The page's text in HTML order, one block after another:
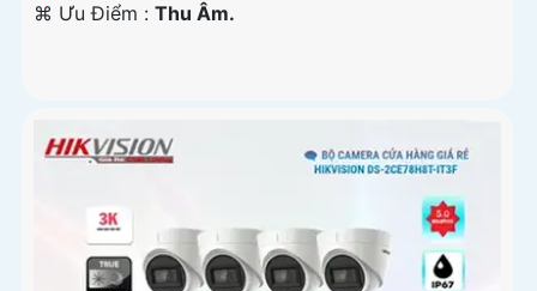
️⌘ Ưu Điểm : Thu Âm.